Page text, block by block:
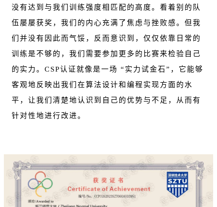
没有达到与我们训练强度相匹配的高度。看着别的队
伍屡屡获奖，我们的内心充满了焦虑与挫败感。但我
们并没有因此而气馁，反而意识到，仅仅依靠日常的
训练是不够的，我们需要参加更多的比赛来检验自己
的实力。CSP认证就像是一场 “实力试金石”，它能够
客观地反映出我们在算法设计和编程实现方面的水
平，让我们清楚地认识到自己的优势与不足，从而有
针对性地进行改进。